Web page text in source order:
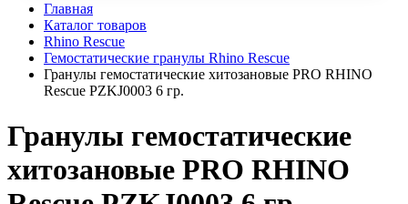
Главная
Каталог товаров
Rhino Rescue
Гемостатические гранулы Rhino Rescue
Гранулы гемостатические хитозановые PRO RHINO
Rescue PZKJ0003 6 гр.
Гранулы гемостатические
хитозановые PRO RHINO